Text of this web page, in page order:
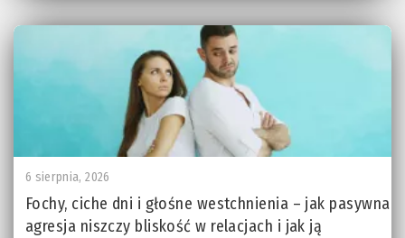
6 sierpnia, 2026
Fochy, ciche dni i głośne westchnienia – jak pasywna
agresja niszczy bliskość w relacjach i jak ją